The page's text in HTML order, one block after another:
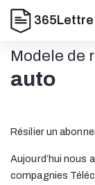
365Lettre
Modele de
auto
Résilier un
Aujourd’hui nous
compagnies